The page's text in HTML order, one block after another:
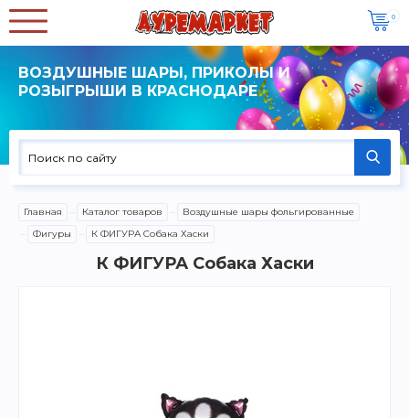
0
ВОЗДУШНЫЕ ШАРЫ, ПРИКОЛЫ И
РОЗЫГРЫШИ В КРАСНОДАРЕ
Главная Каталог товаров
Воздушные шары фольгированные
Фигуры
К ФИГУРА Собака Хаски
К ФИГУРА Собака Хаски